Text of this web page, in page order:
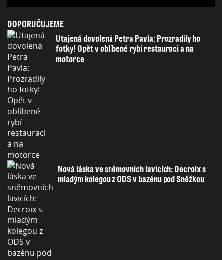
DOPORUČUJEME
Utajená dovolená Petra Pavla: Prozradily ho
fotky! Opět v oblíbené rybí restauraci a na
motorce
Nová láska ve sněmovních lavicích: Decroix s
mladým kolegou z ODS v bazénu pod Sněžkou